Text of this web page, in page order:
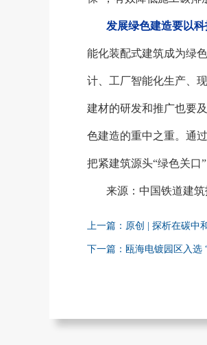
发展绿色建造要以
能化装配式建筑成为绿
计、工厂智能化生产、
建材的研发和推广也要
色建造的重中之重。通
把紧建筑源头“绿色关口
来源：中国铁道建筑
上一篇：原创 | 探析在碳中
下一篇：瓯海电镀园区入选